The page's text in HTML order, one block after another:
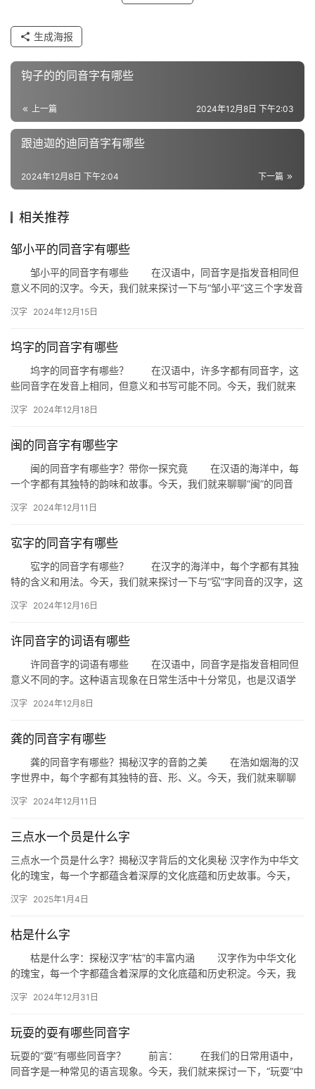
反
义
词
近
义
词
词
音
生成海报
钩子的的同音字有哪些
上一篇 2024年12月8日 下午2:03
跟迪迦的迪同音字有哪些
下一篇
2024年12月8日 下午2:04
相关推荐
邹小平的同音字有哪些
邹小平的同音字有哪些 在汉语中，同音字是指发音相同但
意义不同的汉字。今天，我们就来探讨一下与“邹小平”这三个字发音
汉字 2024年12月15日
坞字的同音字有哪些
坞字的同音字有哪些？ 在汉语中，许多字都有同音字，这
些同音字在发音上相同，但意义和书写可能不同。今天，我们就来
汉字 2024年12月18日
闽的同音字有哪些字
闽的同音字有哪些字？带你一探究竟 在汉语的海洋中，每
一个字都有其独特的韵味和故事。今天，我们就来聊聊“闽”的同音
们…
汉字 2024年12月11日
宖字的同音字有哪些
宖字的同音字有哪些？ 在汉字的海洋中，每个字都有其独
特的含义和用法。今天，我们就来探讨一下与“宖”字同音的汉字，这
汉字 2024年12月16日
许同音字的词语有哪些
许同音字的词语有哪些 在汉语中，同音字是指发音相同但
意义不同的字。这种语言现象在日常生活中十分常见，也是汉语学
音…
汉字 2024年12月8日
龚的同音字有哪些
龚的同音字有哪些？揭秘汉字的音韵之美 在浩如烟海的汉
字世界中，每个字都有其独特的音、形、义。今天，我们就来聊聊
汉字 2024年12月11日
三点水一个员是什么字
三点水一个员是什么字？揭秘汉字背后的文化奥秘 汉字作为中华文
化的瑰宝，每一个字都蕴含着深厚的文化底蕴和历史故事。今天，
一…
汉字 2025年1月4日
枯是什么字
枯是什么字：探秘汉字“枯”的丰富内涵 汉字作为中华文化
的瑰宝，每一个字都蕴含着深厚的文化底蕴和历史积淀。今天，我
汉字 2024年12月31日
玩耍的耍有哪些同音字
玩耍的“耍”有哪些同音字？ 前言： 在我们的日常用语中，
同音字是一种常见的语言现象。今天，我们就来探讨一下，“玩耍”中